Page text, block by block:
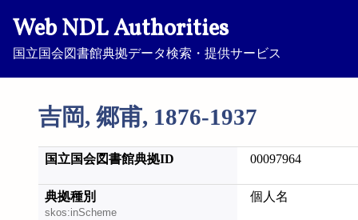
Web NDL Authorities
国立国会図書館典拠データ検索・提供サービス
吉岡, 郷甫, 1876-1937
国立国会図書館典拠ID 00097964
典拠種別
skos:inScheme
個人名